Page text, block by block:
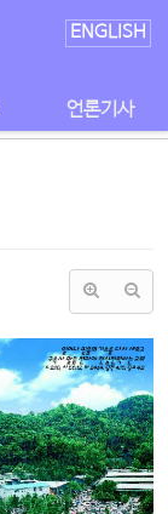
ENGLISH
언론기사